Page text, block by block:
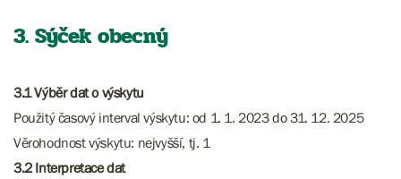
3. Sýček obecný
3.1 Výběr dat o výskytu
Použitý časový interval výskytu: od 1. 1. 2023 do 31. 12. 2025
Věrohodnost výskytu: nejvyšší, tj. 1
3.2 Interpretace dat